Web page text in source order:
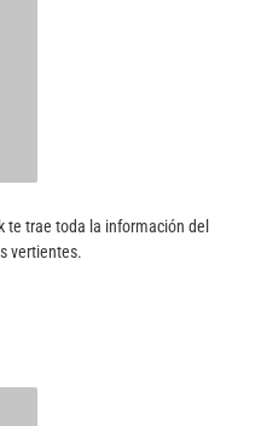
te trae toda la información del
vertientes.